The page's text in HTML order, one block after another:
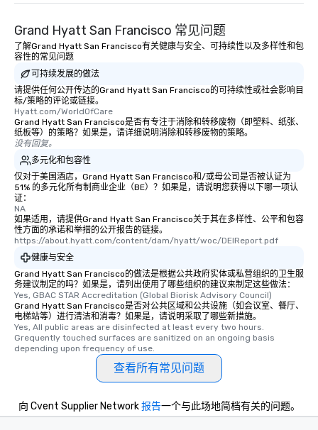
experienced, and all
last. It’s an
One of the best
experience is
restaurants are within
members a chance to
itinerary. You Get a Dinner and a Show
Our tours offer an
knowledgeable,
who leads the group
offering engaging
fascinating stories.
interactive
along the way
several renowned
convenient outing,
Grand Hyatt San Francisco 常见问题
了解Grand Hyatt San Francisco有关健康与安全、可持续性以及多样性和包
容性的常见问题
可持续发展的做法
请提供任何公开传达的Grand Hyatt San Francisco的可持续性或社会影响目
标/策略的评论或链接。
Hyatt.com/WorldOfCare
Grand Hyatt San Francisco是否有专注于消除和转移废物（即塑料、纸张、
纸板等）的策略？如果是，请详细说明消除和转移废物的策略。
没有回复。
多元化和包容性
仅对于美国酒店，Grand Hyatt San Francisco和/或母公司是否被认证为
51% 的多元化所有制商业企业（BE）？如果是，请说明您获得以下哪一项认
证：
NA
如果适用，请提供Grand Hyatt San Francisco关于其在多样性、公平和包容
性方面的承诺和举措的公开报告的链接。
https://about.hyatt.com/content/dam/hyatt/woc/DEIReport.pdf
健康与安全
Grand Hyatt San Francisco的做法是根据公共政府实体或私营组织的卫生服
务建议制定的吗？如果是，请列出使用了哪些组织的建议来制定这些做法：
Yes, GBAC STAR Accreditation (Global Biorisk Advisory Council)
Grand Hyatt San Francisco是否对公共区域和公共设施（如会议室、餐厅、
电梯站等）进行清洁和消毒？如果是，请说明采取了哪些新措施。
Yes, All public areas are disinfected at least every two hours.
Grequently touched surfaces are sanitized on an ongoing basis
depending upon frequency of use.
查看所有常见问题
向 Cvent Supplier Network报告一个与此场地简档有关的问题。